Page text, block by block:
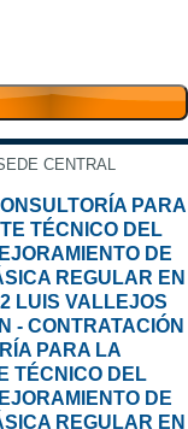
CENTRAL
PARA
TÉCNICO DEL
DE
REGULAR EN
LUIS VALLEJOS
- CONTRATACIÓN
PARA LA
TÉCNICO DEL
DE
REGULAR EN